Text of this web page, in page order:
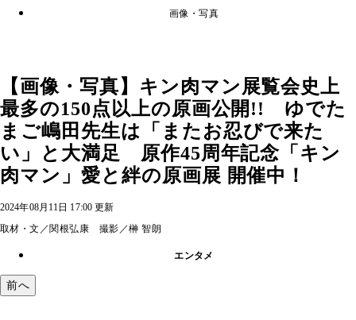
画像・写真
【画像・写真】キン肉マン展覧会史上
最多の150点以上の原画公開!! ゆでた
まご嶋田先生は「またお忍びで来た
い」と大満足 原作45周年記念「キン
肉マン」愛と絆の原画展 開催中！
2024年08月11日 17:00 更新
取材・文／関根弘康 撮影／榊 智朗
エンタメ
前へ